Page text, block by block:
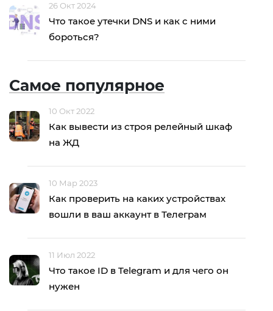
26 Окт 2024
Что такое утечки DNS и как с ними
бороться?
Самое популярное
10 Окт 2022
Как вывести из строя релейный шкаф
на ЖД
10 Мар 2023
Как проверить на каких устройствах
вошли в ваш аккаунт в Телеграм
11 Июл 2022
Что такое ID в Telegram и для чего он
нужен